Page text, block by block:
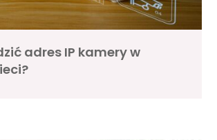
adres IP kamery w